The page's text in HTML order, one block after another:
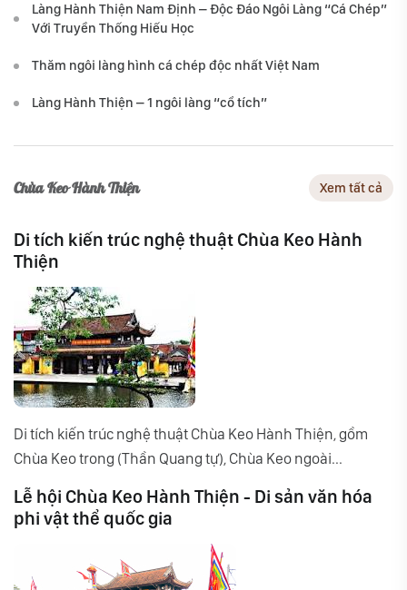
Làng Hành Thiện Nam Định – Độc Đáo Ngôi Làng “Cá Chép”
Với Truyền Thống Hiếu Học
Thăm ngôi làng hình cá chép độc nhất Việt Nam
Làng Hành Thiện – 1 ngôi làng “cổ tích”
Chùa Keo Hành Thiện Xem tất cả
Di tích kiến trúc nghệ thuật Chùa Keo Hành
Thiện
Di tích kiến trúc nghệ thuật Chùa Keo Hành Thiện, gồm
Chùa Keo trong (Thần Quang tự), Chùa Keo ngoài...
Lễ hội Chùa Keo Hành Thiện - Di sản văn hóa
phi vật thể quốc gia